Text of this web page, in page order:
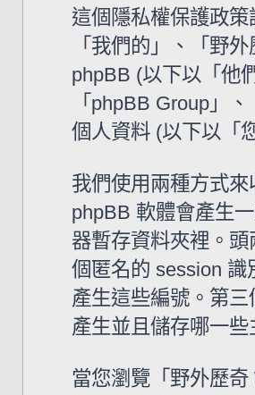
這個隱私權保護政
「我們的」、「野
phpBB (以下以「他
「phpBB Group」
個人資料 (以下以「
我們使用兩種方式
phpBB 軟體會產生
器暫存資料夾裡。
個匿名的 session
產生這些編號。第
產生並且儲存哪一
當您瀏覽「野外歷